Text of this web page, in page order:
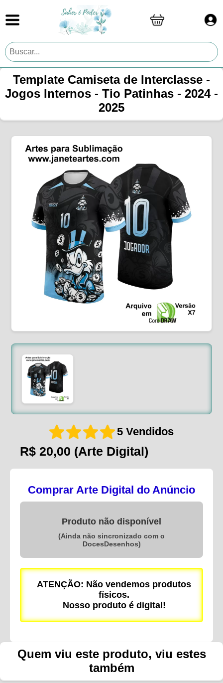
Template Camiseta de Interclasse -
Jogos Internos - Tio Patinhas - 2024 -
2025
5 Vendidos
R$ 20,00 (Arte Digital)
Comprar Arte Digital do Anúncio
Produto não disponível
(Ainda não sincronizado com o
DocesDesenhos)
ATENÇÃO: Não vendemos produtos
físicos.
Nosso produto é digital!
Quem viu este produto, viu estes
também